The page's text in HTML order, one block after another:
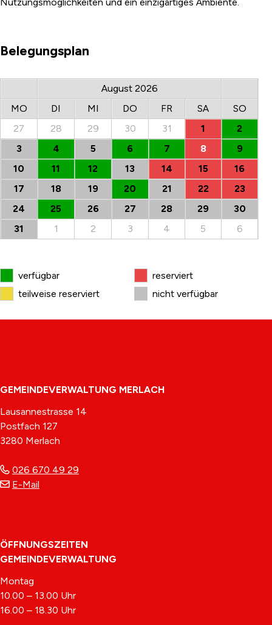
Belegungsplan
August 2026
MO
DI MI DO FR SA
SO
27
28 29 30 31 1
2
3
4 5 6 7 8
9
10
11 12 13 14 15
16
17
18 19 20 21 22
23
24
25 26 27 28 29
30
31
1 2 3 4 5 6
verfügbar
teilweise reserviert
reserviert
nicht verfügbar
GEMEINDEVERWALTUNG MERLACH
Lausannestrasse 14
Postfach 127
3280 Merlach
026 670 49 29
E-Mail
ÖFFNUNGSZEITEN
GEMEINDEVERWALTUNG
Montag
10.00 – 13.00 Uhr
16.00 – 18.30 Uhr